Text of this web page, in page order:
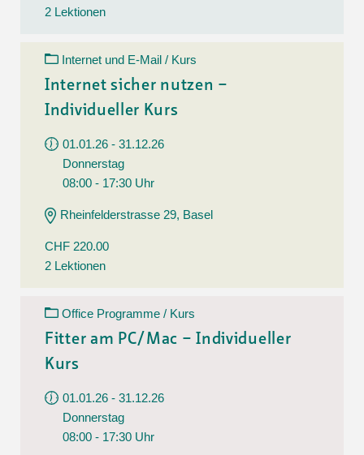
2 Lektionen
Internet und E-Mail / Kurs
Internet sicher nutzen –
Individueller Kurs
01.01.26 - 31.12.26
Donnerstag
08:00 - 17:30 Uhr
Rheinfelderstrasse 29, Basel
CHF 220.00
2 Lektionen
Office Programme / Kurs
Fitter am PC/Mac – Individueller
Kurs
01.01.26 - 31.12.26
Donnerstag
08:00 - 17:30 Uhr